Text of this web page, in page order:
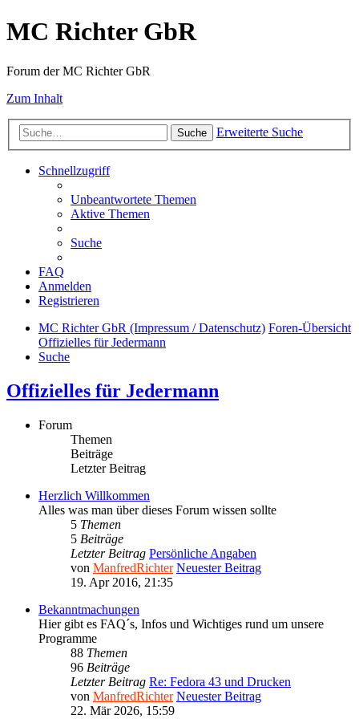
MC Richter GbR
Forum der MC Richter GbR
Zum Inhalt
Suche Erweiterte Suche
Schnellzugriff
Unbeantwortete Themen
Aktive Themen
Suche
FAQ
Anmelden
Registrieren
MC Richter GbR (Impressum / Datenschutz) Foren-Übersicht
Offizielles für Jedermann
Suche
Offizielles für Jedermann
Forum
Themen
Beiträge
Letzter Beitrag
Herzlich Willkommen
Alles was man über dieses Forum wissen sollte
5 Themen
5 Beiträge
Letzter Beitrag Persönliche Angaben
von ManfredRichter Neuester Beitrag
19. Apr 2016, 21:35
Bekanntmachungen
Hier gibt es FAQ´s, Infos und Wichtiges rund um unsere
Programme
88 Themen
96 Beiträge
Letzter Beitrag Re: Fedora 43 und Drucken
von ManfredRichter Neuester Beitrag
22. Mär 2026, 15:59